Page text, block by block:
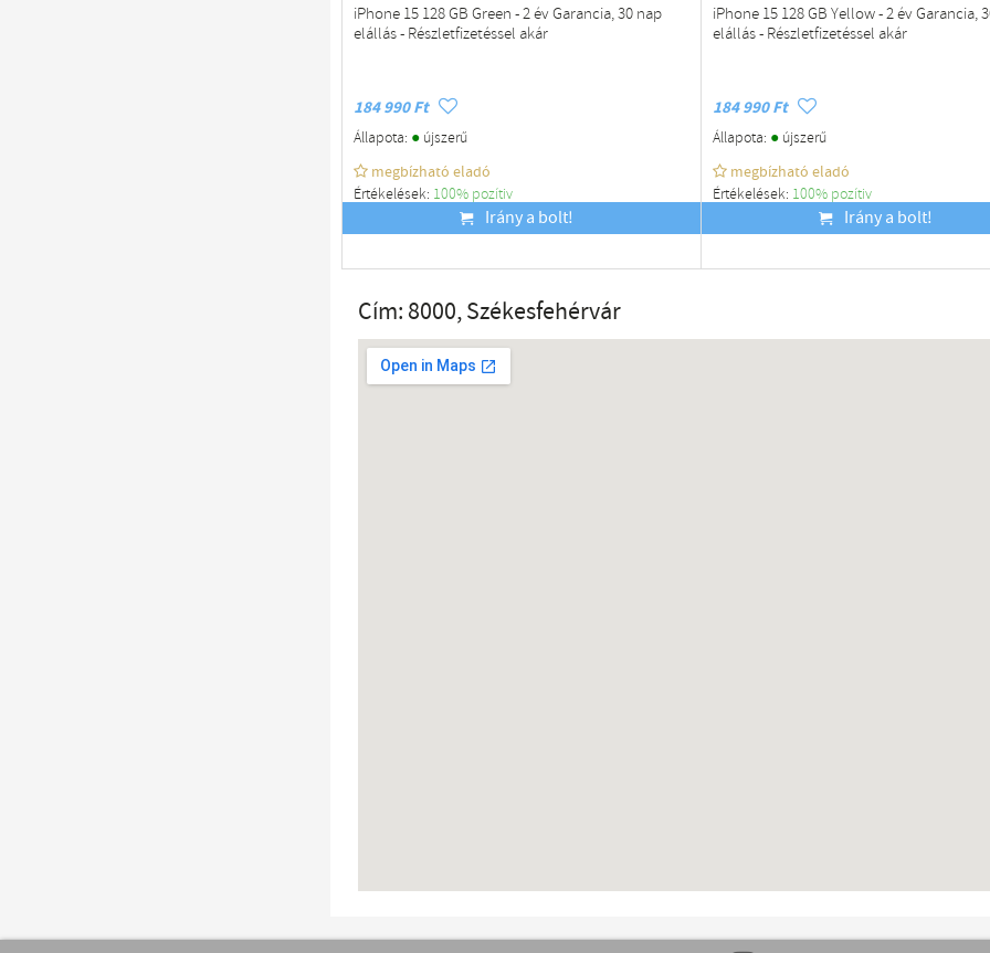
iPhone 15 128 GB Green - 2 év Garancia, 30 nap
elállás - Részletfizetéssel akár
184 990 Ft
Állapota: ●újszerű
megbízható eladó
Értékelések: 100% pozítiv
Irány a bolt!
iPhone 15 128 GB Yellow - 2 év Garancia,
elállás - Részletfizetéssel akár
184 990 Ft
Állapota: ●újszerű
megbízható eladó
Értékelések: 100% pozítiv
Irány a bolt!
Cím: 8000, Székesfehérvár